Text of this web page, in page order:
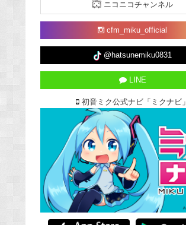
ニコニコチャンネル
cfm_miku_official
@hatsunemiku0831
LINE
初音ミク公式ナビ「ミクナビ」